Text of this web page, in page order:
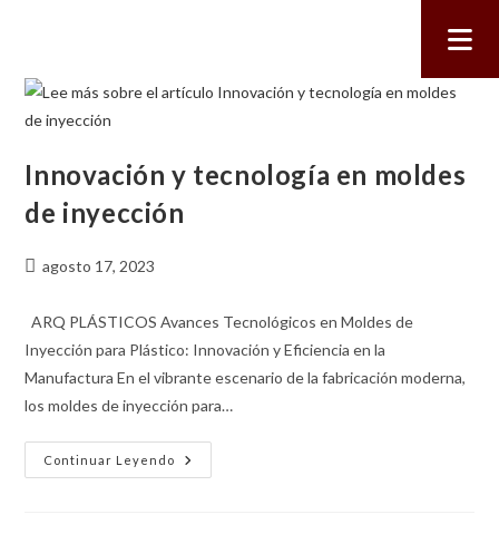
Innovación y tecnología en moldes
de inyección
agosto 17, 2023
ARQ PLÁSTICOS Avances Tecnológicos en Moldes de
Inyección para Plástico: Innovación y Eficiencia en la
Manufactura En el vibrante escenario de la fabricación moderna,
los moldes de inyección para…
Continuar Leyendo